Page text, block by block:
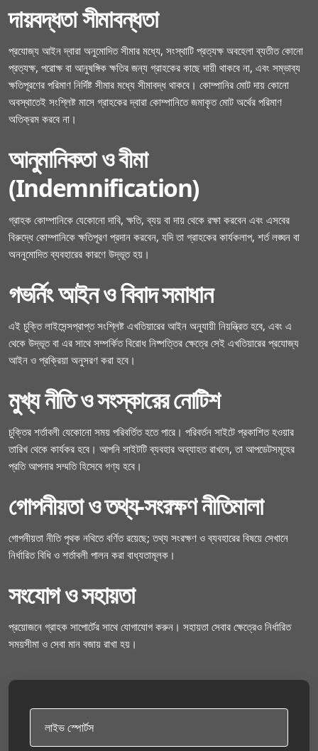
দায়বদ্ধতা সীমাবন্ধতা
প্রযোজ্য আইন দ্বারা অনুমোদিত সীমার মধ্যে, সংস্থাটি প্রত্যক্ষ অবহেলা ব্যতীত কোনো
প্রত্যক্ষ, পরোক্ষ বা আনুষঙ্গিক ক্ষতির জন্য গ্রাহকের কাছে দায়ী থাকবে না, এবং সম্ভাব্য
ক্ষতিপূরণের পরিমাণ নির্দিষ্ট সীমার মধ্যে সীমাবদ্ধ থাকবে। কোম্পানির মোট দায় কোনো
অবস্থাতেই সংশ্লিষ্ট মাসে গ্রাহকের দ্বারা কোম্পানিতে জমাকৃত মোট অর্থের পরিমাণ
অতিক্রম করবে না।
আনুমানিকতা ও বীমা
(Indemnification)
গ্রাহক কোম্পানিকে যেকোনো দাবি, ক্ষতি, ব্যয় বা দায় থেকে রক্ষা করবেন এবং এসবের
বিরুদ্ধে কোম্পানিকে ক্ষতিপূরণ প্রদান করবেন, যদি তা গ্রাহকের কার্যকলাপ, শর্ত লঙ্ঘন বা
অননুমোদিত ব্যবহারের কারণে উদ্ভূত হয়।
গভর্নিং আইন ও বিবাদ সমাধান
এই চুক্তি লাইসেন্সপ্রাপ্ত সংশ্লিষ্ট এখতিয়ারের আইন অনুযায়ী নিয়ন্ত্রিত হবে, এবং এ
থেকে উদ্ভূত বা এর সাথে সম্পর্কিত বিরোধ নিষ্পত্তির ক্ষেত্রে সেই এখতিয়ারের প্রযোজ্য
আইন ও প্রক্রিয়া অনুসরণ করা হবে।
মুখ্য নীতি ও সংস্কারের নোটিশ
চুক্তির শর্তাবলী যেকোনো সময় পরিবর্তিত হতে পারে। পরিবর্তন সাইটে প্রকাশিত হওয়ার
তারিখ থেকে কার্যকর হবে। আপনি সাইটটি ব্যবহার অব্যাহত রাখলে, তা আপডেটসমূহের
প্রতি আপনার সম্মতি হিসেবে গণ্য হবে।
গোপনীয়তা ও তথ্য-সংরক্ষণ নীতিমালা
গোপনীয়তা নীতি পৃথক নথিতে বর্ণিত রয়েছে; তথ্য সংরক্ষণ ও ব্যবহারের বিষয়ে সেখানে
নির্ধারিত বিধি ও শর্তাবলী পালন করা বাধ্যতামূলক।
সংযোগ ও সহায়তা
প্রয়োজনে গ্রাহক সাপোর্টের সাথে যোগাযোগ করুন। সহায়তা সেবার ক্ষেত্রেও নির্ধারিত
সময়সীমা ও সেবা মান বজায় রাখা হয়।
লাইভ স্পোর্টস